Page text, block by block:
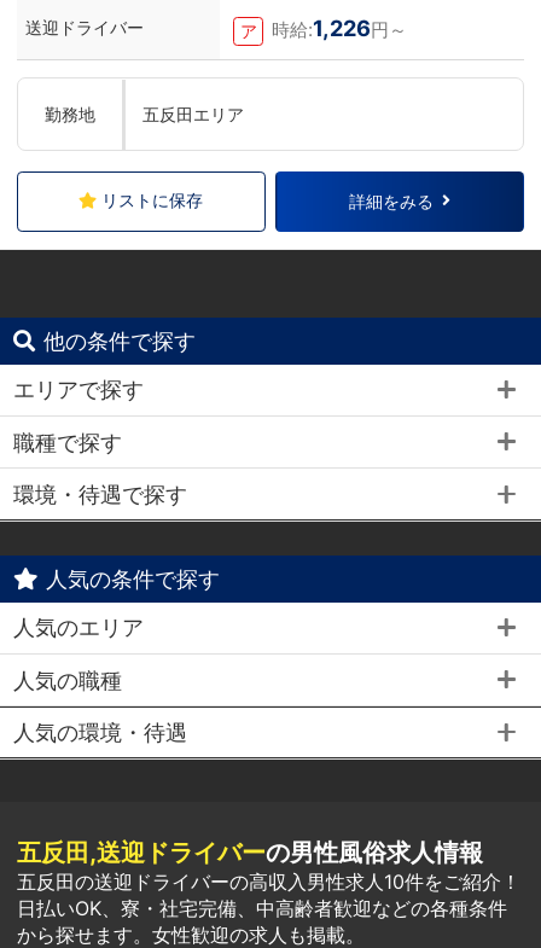
送迎ドライバー ア 時給:1,226円～
勤務地 五反田エリア
リストに保存 詳細をみる
他の条件で探す
エリアで探す
職種で探す
環境・待遇で探す
人気の条件で探す
人気のエリア
人気の職種
人気の環境・待遇
五反田,送迎ドライバーの男性風俗求人情報
五反田の送迎ドライバーの高収入男性求人10件をご紹介！
日払いOK、寮・社宅完備、中高齢者歓迎などの各種条件
から探せます。女性歓迎の求人も掲載。